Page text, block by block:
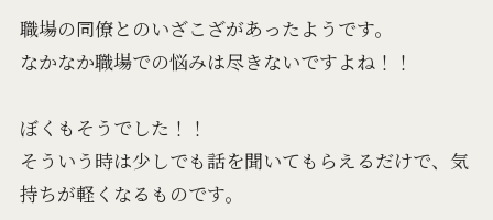
職場の同僚とのいざこざがあったようです。
なかなか職場での悩みは尽きないですよね！！
ぼくもそうでした！！
そういう時は少しでも話を聞いてもらえるだけで、気
持ちが軽くなるものです。